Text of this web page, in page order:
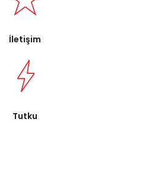
İletişim
Tutku